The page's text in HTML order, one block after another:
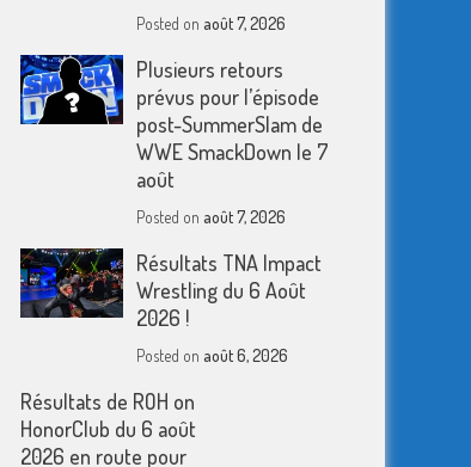
Posted on août 7, 2026
Plusieurs retours
prévus pour l’épisode
post-SummerSlam de
WWE SmackDown le 7
août
Posted on août 7, 2026
Résultats TNA Impact
Wrestling du 6 Août
2026 !
Posted on août 6, 2026
Résultats de ROH on
HonorClub du 6 août
2026 en route pour